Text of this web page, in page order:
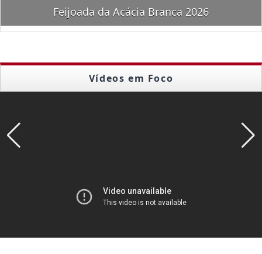
Feijoada da Acácia Branca 2026
Vídeos em Foco